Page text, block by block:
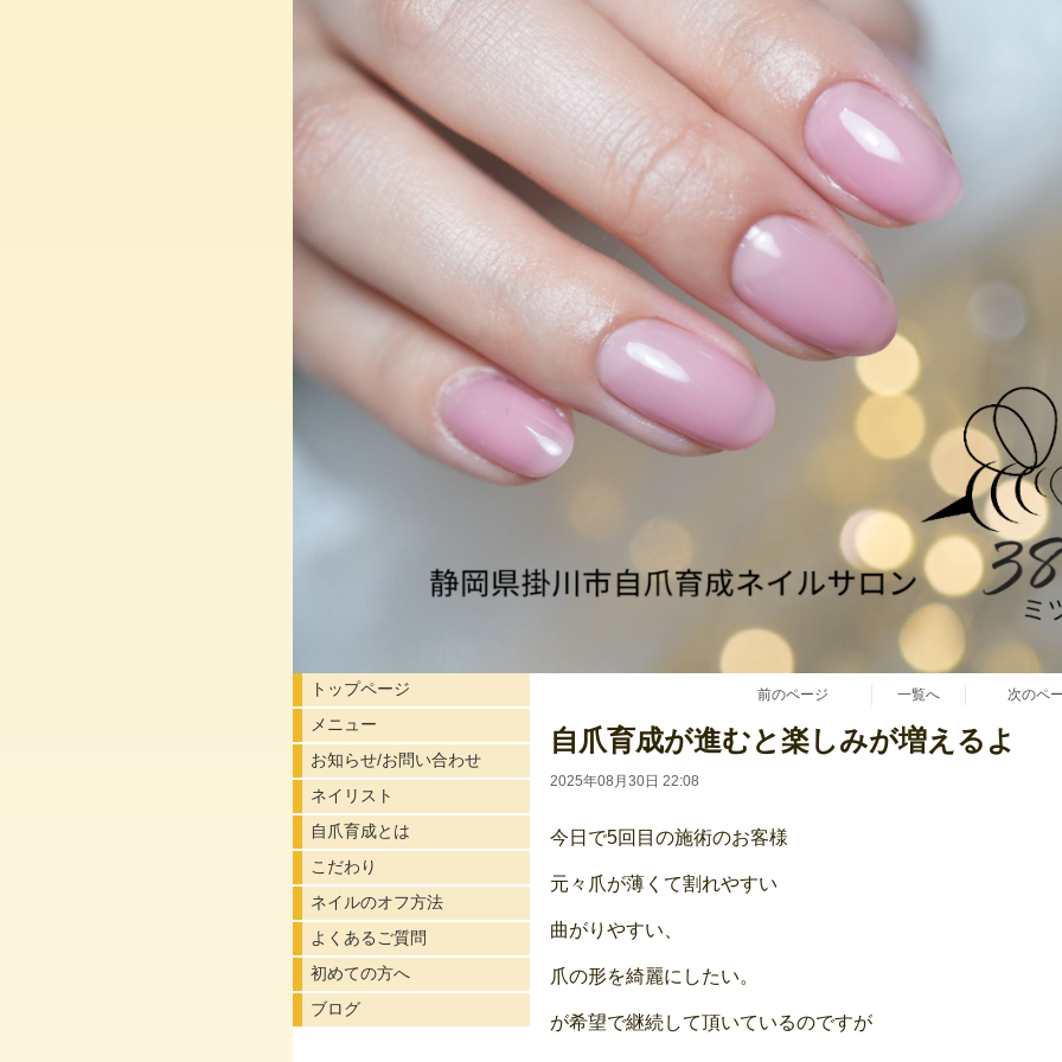
前のページ 一覧へ 次のペ
自爪育成が進むと楽しみが増えるよ
2025年08月30日 22:08
今日で5回目の施術のお客様
元々爪が薄くて割れやすい
曲がりやすい、
爪の形を綺麗にしたい。
が希望で継続して頂いているのですが
トップページ
メニュー
お知らせ/お問い合わせ
ネイリスト
自爪育成とは
こだわり
ネイルのオフ方法
よくあるご質問
初めての方へ
ブログ